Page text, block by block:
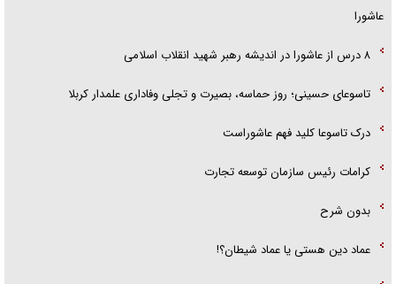
عاشورا
۸ درس از عاشورا در اندیشه رهبر شهید انقلاب اسلامی
تاسوعای حسینی؛ روز حماسه، بصیرت و تجلی وفاداری علمدار کربلا
درک تاسوعا کلید فهم عاشوراست
کرامات رئیس سازمان توسعه تجارت
بدون شرح
عماد دین هستی یا عماد شیطان؟!